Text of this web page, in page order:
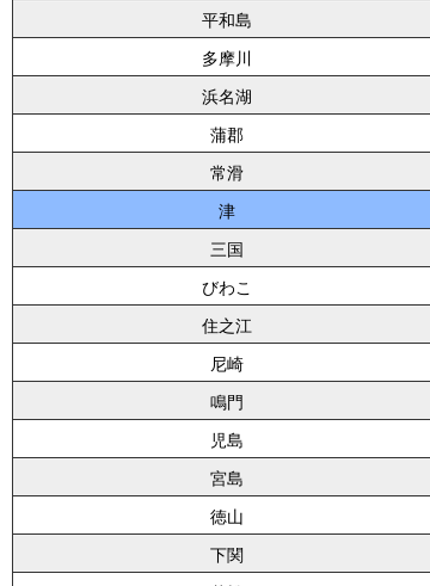
平和島
多摩川
浜名湖
蒲郡
常滑
津
三国
びわこ
住之江
尼崎
鳴門
児島
宮島
徳山
下関